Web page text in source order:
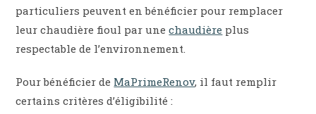
particuliers peuvent en bénéficier pour remplacer
leur chaudière fioul par unechaudière plus
respectable de l’environnement.
Pour bénéficier de MaPrimeRenov, il faut remplir
certains critères d’éligibilité :